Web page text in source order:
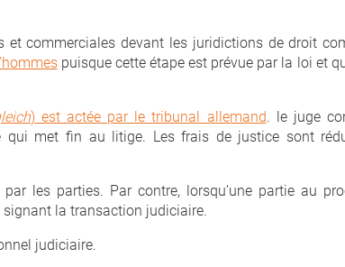
commerciales devant les juridictions de droit
puisque cette étape est prévue par la loi et
) est actée par le tribunal allemand. le juge
qui met fin au litige. Les frais de justice sont
les parties. Par contre, lorsqu’une partie au
la transaction judiciaire.
judiciaire.